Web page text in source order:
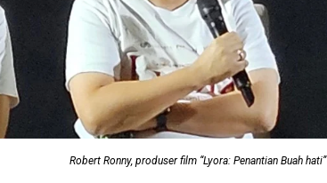
Robert Ronny, produser film “Lyora: Penantian Buah hati”